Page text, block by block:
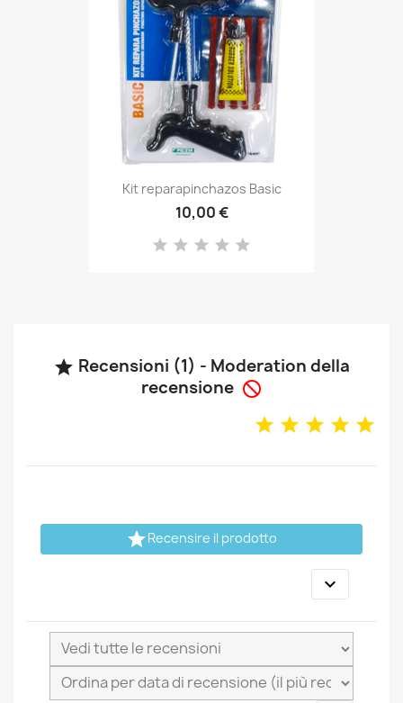
Kit reparapinchazos Basic
10,00 €
 Recensioni (1) - Moderation della
recensione 
Recensire il prodotto
